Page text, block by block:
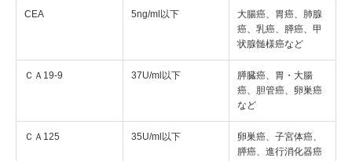
CEA 5ng/ml以下
大腸癌、胃癌、肺腺
癌、乳癌、膵癌、甲
状腺髄様癌など
ＣＡ19-9 37U/ml以下
膵臓癌、胃・大腸
癌、胆管癌、卵巣癌
など
ＣＡ125 35U/ml以下
卵巣癌、子宮体癌、
膵癌、進行消化器癌